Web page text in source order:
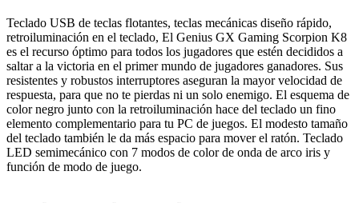
Teclado USB de teclas flotantes, teclas mecánicas diseño rápido,
retroiluminación en el teclado, El Genius GX Gaming Scorpion K8
es el recurso óptimo para todos los jugadores que estén decididos a
saltar a la victoria en el primer mundo de jugadores ganadores. Sus
resistentes y robustos interruptores aseguran la mayor velocidad de
respuesta, para que no te pierdas ni un solo enemigo. El esquema de
color negro junto con la retroiluminación hace del teclado un fino
elemento complementario para tu PC de juegos. El modesto tamaño
del teclado también le da más espacio para mover el ratón. Teclado
LED semimecánico con 7 modos de color de onda de arco iris y
función de modo de juego.